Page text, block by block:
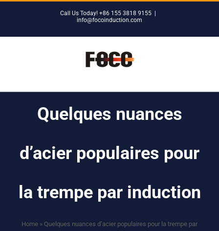
Call Us Today! +86 155 3818 9155
info@focoinduction.com
Quelques nuances
d’acier populaires pour
la trempe par induction
Home » Quelques nuances d’acier populaires pour la trempe par